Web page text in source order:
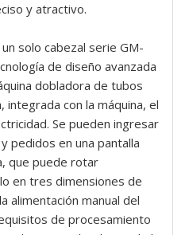
y atractivo.
solo cabezal serie GM-
de diseño avanzada
dobladora de tubos
con la máquina, el
Se pueden ingresar
pedidos en una pantalla
que puede rotar
en tres dimensiones de
alimentación manual del
de procesamiento